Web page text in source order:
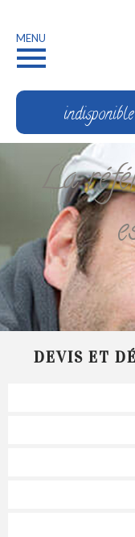
MENU
indisponible
La
DEVIS ET